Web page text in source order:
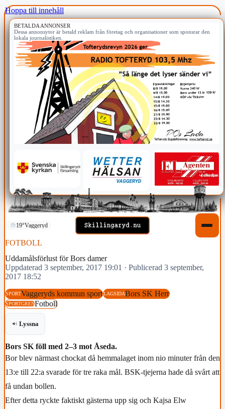
Hoppa till innehåll
BETALDA ANNONSER
Dessa annonsytor är betald reklam från företag och organisationer som sponsrar den
lokala journalistiken.
19°Vaggeryd
FOTBOLL
Uddamålsförlust för Bors damer
Uppdaterad 3 september, 2017 19:01 · Publicerad 3 september,
2017 18:52
SPORTVaggeryds kommun sportLAGSIDABors SK Herr
SPORTGRENFotboll
Lyssna
Bors SK föll med 2–3 mot Åseda.
Bor blev närmast chockat då hemmalaget inom nio minuter från den
13:e till 22:a svarade för tre raka mål. BSK-tjejerna hade då svårt att
få undan bollen.
Efter detta ryckte faktiskt gästerna upp sig och Kajsa Elw